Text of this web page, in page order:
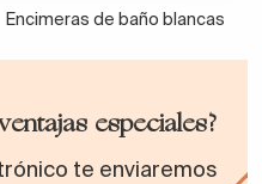
Encimeras de baño blancas
especiales?
te enviaremos